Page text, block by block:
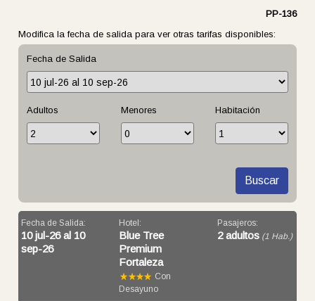
PP-136
Modifica la fecha de salida para ver otras tarifas disponibles:
Fecha de Salida
Adultos Menores Habitación
Buscar
Fecha de Salida:
10 jul-26 al 10
sep-26
Hotel:
Blue Tree
Premium
Fortaleza
Con
Desayuno
Pasajeros:
2 adultos (1 Hab.)